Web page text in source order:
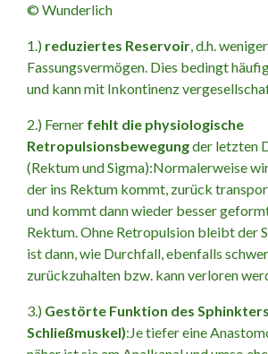
© Wunderlich
1.) reduziertes Reservoir, d.h. weniger
Fassungsvermögen. Dies bedingt
und kann mit Inkontinenz
2.) Ferner fehlt die physiologische
Retropulsionsbewegungder letzten
(Rektum und Sigma):Normalerweise
der ins Rektum kommt, zurück
und kommt dann wieder besser
Rektum. Ohne Retropulsion bleibt der
ist dann, wie Durchfall, ebenfalls
zurückzuhalten bzw. kann verloren
3.) Gestörte Funktion des
Schließmuskel):Je tiefer eine